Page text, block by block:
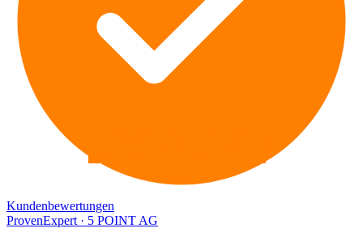
EXPERT
Kundenbewertungen
ProvenExpert · 5 POINT AG